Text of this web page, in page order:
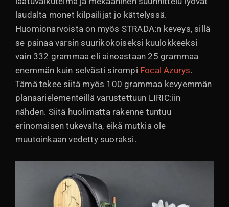
laudalta monet kilpailijat jo kättelyssä.
Huomionarvoista on myös STRADA:n keveys, sillä
se painaa varsin suurikokoiseksi kuulokkeeksi
vain 332 grammaa eli ainoastaan 25 grammaa
enemmän kuin selvästi sirompi Focal Azurys.
Tämä tekee siitä myös 100 grammaa kevyemmän
planaarielementeillä varustettuun LIRIC:iin
nähden. Siitä huolimatta rakenne tuntuu
erinomaisen tukevalta, eikä mutkia ole
muutoinkaan vedetty suoraksi.